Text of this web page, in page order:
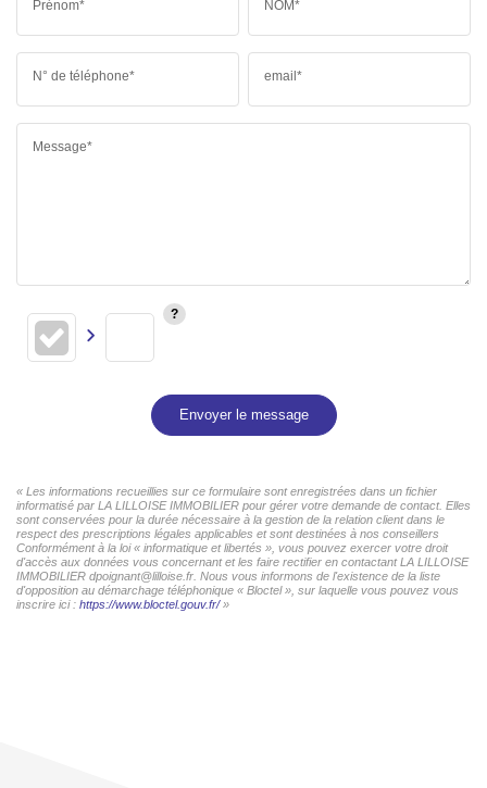
Prénom* NOM*
N° de téléphone* email*
Message*
Envoyer le message
« Les informations recueillies sur ce formulaire sont enregistrées dans un fichier
informatisé par LA LILLOISE IMMOBILIER pour gérer votre demande de contact. Elles
sont conservées pour la durée nécessaire à la gestion de la relation client dans le
respect des prescriptions légales applicables et sont destinées à nos conseillers
Conformément à la loi « informatique et libertés », vous pouvez exercer votre droit
d'accès aux données vous concernant et les faire rectifier en contactant LA LILLOISE
IMMOBILIER dpoignant@lilloise.fr. Nous vous informons de l'existence de la liste
d'opposition au démarchage téléphonique « Bloctel », sur laquelle vous pouvez vous
inscrire ici : https://www.bloctel.gouv.fr/»